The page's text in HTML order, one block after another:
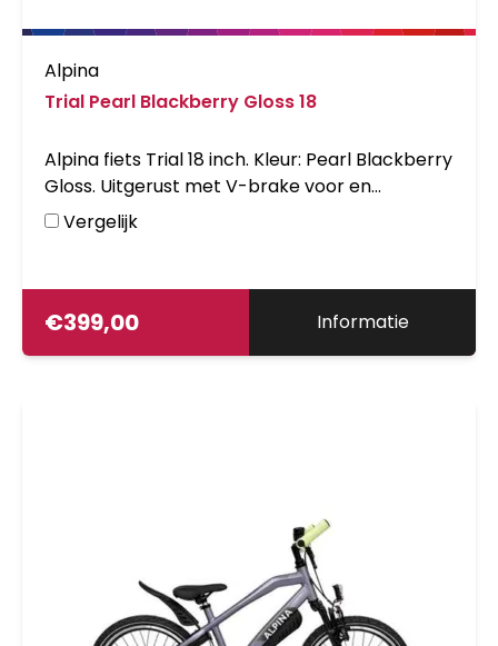
Alpina
Trial Pearl Blackberry Gloss 18
Alpina fiets Trial 18 inch. Kleur: Pearl Blackberry
Gloss. Uitgerust met V-brake voor en
terugtraprem en met aluminium frame.
Kleurnummer: RAL 4012 Gloss
Vergelijk
€399,00 Informatie